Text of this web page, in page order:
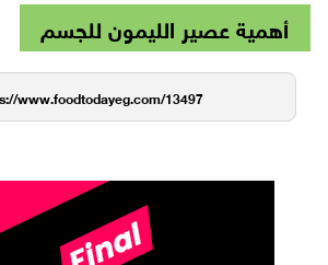
أهمية عصير الليمون للجسم